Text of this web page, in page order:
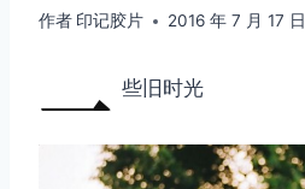
作者 印记胶片 2016 年 7 月 17 日
一 些旧时光